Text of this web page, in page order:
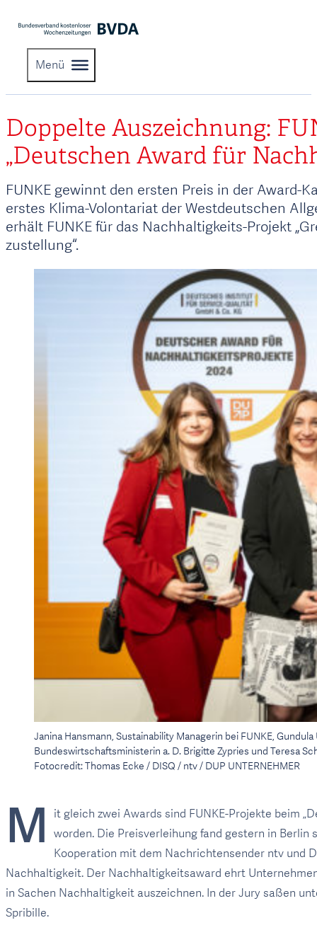
Menü
Doppelte Auszeichnung:
„Deutschen Award für
FUNKE gewinnt den ersten Preis in der Award-
erstes Klima-Volontariat der Westdeutschen
erhält FUNKE für das Nachhaltigkeits-Projekt
zustellung“.
Janina Hansmann, Sustainability Managerin bei FUNKE,
Bundeswirtschaftsministerin a. D. Brigitte Zypries und Teresa
Fotocredit: Thomas Ecke / DISQ / ntv / DUP UNTERNEHMER
M
it gleich zwei Awards sind FUNKE-Projekte beim
worden. Die Preisverleihung fand gestern in
Kooperation mit dem Nachrichtensender ntv und
Nachhaltigkeit. Der Nachhaltigkeitsaward ehrt
in Sachen Nachhaltigkeit auszeichnen. In der Jury saßen
Spribille.